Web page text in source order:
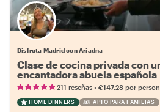
Disfruta Madrid con Ariadna
Clase de cocina privada con
encantadora abuela española
211 reseñas • €147.28 por
HOME DINNERS APTO PARA FAMILIAS